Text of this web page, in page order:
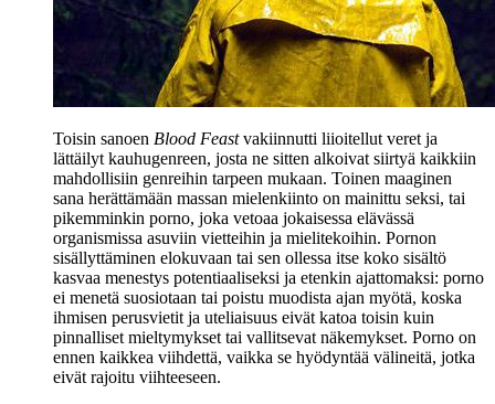
Toisin sanoen Blood Feastvakiinnutti liioitellut veret ja
lättäilyt kauhugenreen, josta ne sitten alkoivat siirtyä kaikkiin
mahdollisiin genreihin tarpeen mukaan. Toinen maaginen
sana herättämään massan mielenkiinto on mainittu seksi, tai
pikemminkin porno, joka vetoaa jokaisessa elävässä
organismissa asuviin vietteihin ja mielitekoihin. Pornon
sisällyttäminen elokuvaan tai sen ollessa itse koko sisältö
kasvaa menestys potentiaaliseksi ja etenkin ajattomaksi: porno
ei menetä suosiotaan tai poistu muodista ajan myötä, koska
ihmisen perusvietit ja uteliaisuus eivät katoa toisin kuin
pinnalliset mieltymykset tai vallitsevat näkemykset. Porno on
ennen kaikkea viihdettä, vaikka se hyödyntää välineitä, jotka
eivät rajoitu viihteeseen.